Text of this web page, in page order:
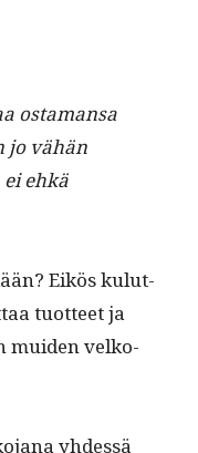
osta­mansa
jo vähän
ehkä
Eikös kulut­
tuot­teet ja
muiden velko­
yhdessä